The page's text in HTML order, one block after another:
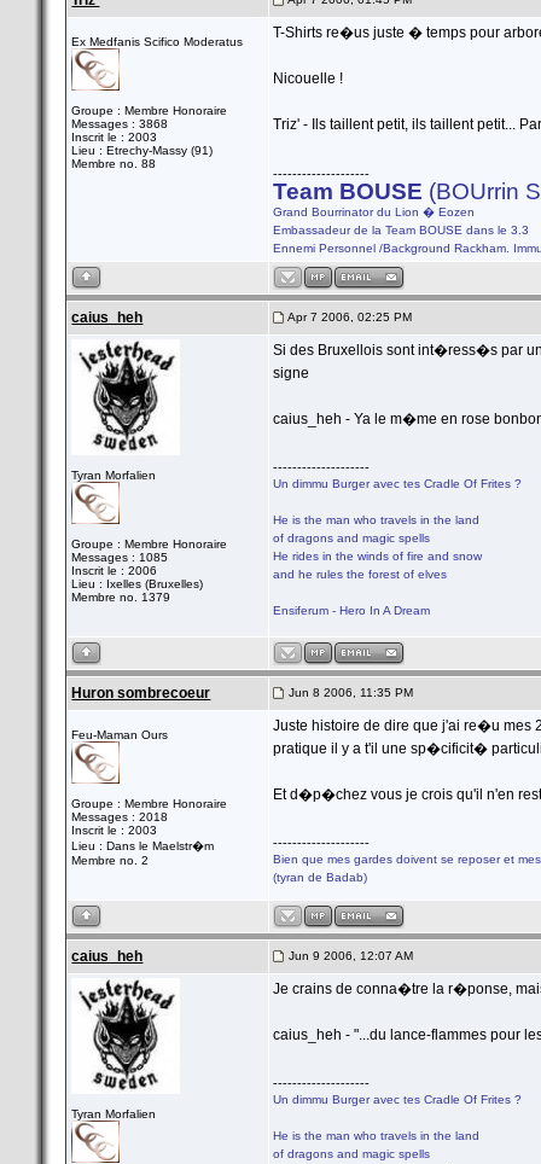
Ex Medfanis Scifico Moderatus
Groupe : Membre Honoraire
Messages : 3868
Inscrit le : 2003
Lieu : Etrechy-Massy (91)
Membre no. 88
T-Shirts re�us juste � temps pour
Nicouelle !
Triz' - Ils taillent petit, ils taillent petit...
--------------------
Team BOUSE (BOUrrin
Grand Bourrinator du Lion � Eozen
Embassadeur de la Team BOUSE dans le 3.3
Ennemi Personnel /Background Rackham.
caius_heh Apr 7 2006, 02:25 PM
Tyran Morfalien
Groupe : Membre Honoraire
Messages : 1085
Inscrit le : 2006
Lieu : Ixelles (Bruxelles)
Membre no. 1379
Si des Bruxellois sont int�ress�s par
signe
caius_heh - Ya le m�me en rose
--------------------
Un dimmu Burger avec tes Cradle Of Frites ?
He is the man who travels in the land
of dragons and magic spells
He rides in the winds of fire and snow
and he rules the forest of elves
Ensiferum - Hero In A Dream
Huron sombrecoeur Jun 8 2006, 11:35 PM
Feu-Maman Ours
Groupe : Membre Honoraire
Messages : 2018
Inscrit le : 2003
Lieu : Dans le Maelstr�m
Membre no. 2
Juste histoire de dire que j'ai re�u mes
pratique il y a t'il une sp�cificit�
Et d�p�chez vous je crois qu'il n'en
--------------------
Bien que mes gardes doivent se reposer et
(tyran de Badab)
caius_heh Jun 9 2006, 12:07 AM
Tyran Morfalien
Je crains de conna�tre la r�ponse,
caius_heh - "...du lance-flammes pour
--------------------
Un dimmu Burger avec tes Cradle Of Frites ?
He is the man who travels in the land
of dragons and magic spells